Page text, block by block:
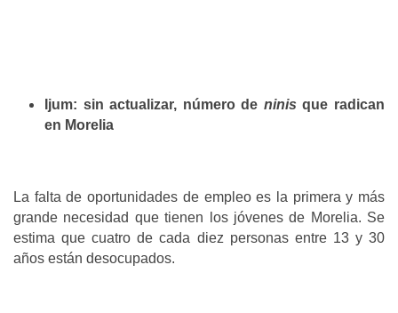
Ijum: sin actualizar, número de ninis que radican
en Morelia
La falta de oportunidades de empleo es la primera y más
grande necesidad que tienen los jóvenes de Morelia. Se
estima que cuatro de cada diez personas entre 13 y 30
años están desocupados.